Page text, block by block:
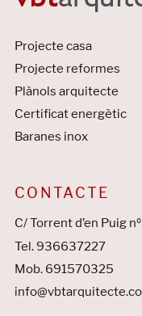
Projecte casa
Projecte reformes
Plànols arquitecte
Certificat energètic
Baranes inox
CONTACTE
C/ Torrent d’en Puig
Tel. 936637227
Mob. 691570325